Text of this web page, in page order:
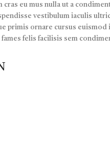
eu mus nulla ut a
vestibulum iaculis
primis ornare cursus
felis facilisis sem